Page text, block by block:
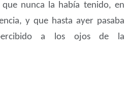
nunca la había tenido, en
y que hasta ayer pasaba
a los ojos de la